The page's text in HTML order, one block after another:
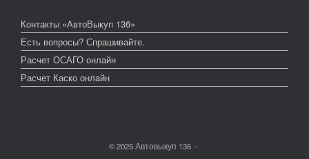
Контакты «АвтоВыкуп 136»
Есть вопросы? Спрашивайте.
Расчет ОСАГО онлайн
Расчет Каско онлайн
© 2025 Автовыкуп 136